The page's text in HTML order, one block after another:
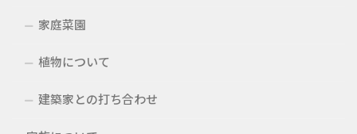
家庭菜園
植物について
建築家との打ち合わせ